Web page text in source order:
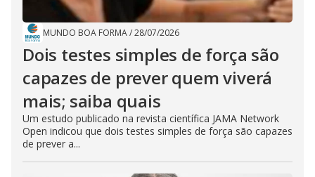
MUNDO BOA FORMA/28/07/2026
Dois testes simples de força são
capazes de prever quem viverá
mais; saiba quais
Um estudo publicado na revista científica JAMA Network
Open indicou que dois testes simples de força são capazes
de prever a...